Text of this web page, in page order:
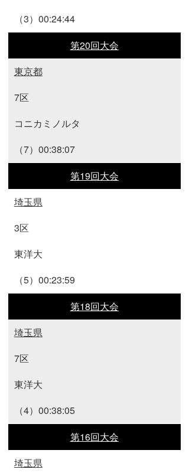
（3）00:24:44
第20回大会
東京都
7区
コニカミノルタ
（7）00:38:07
第19回大会
埼玉県
3区
東洋大
（5）00:23:59
第18回大会
埼玉県
7区
東洋大
（4）00:38:05
第16回大会
埼玉県